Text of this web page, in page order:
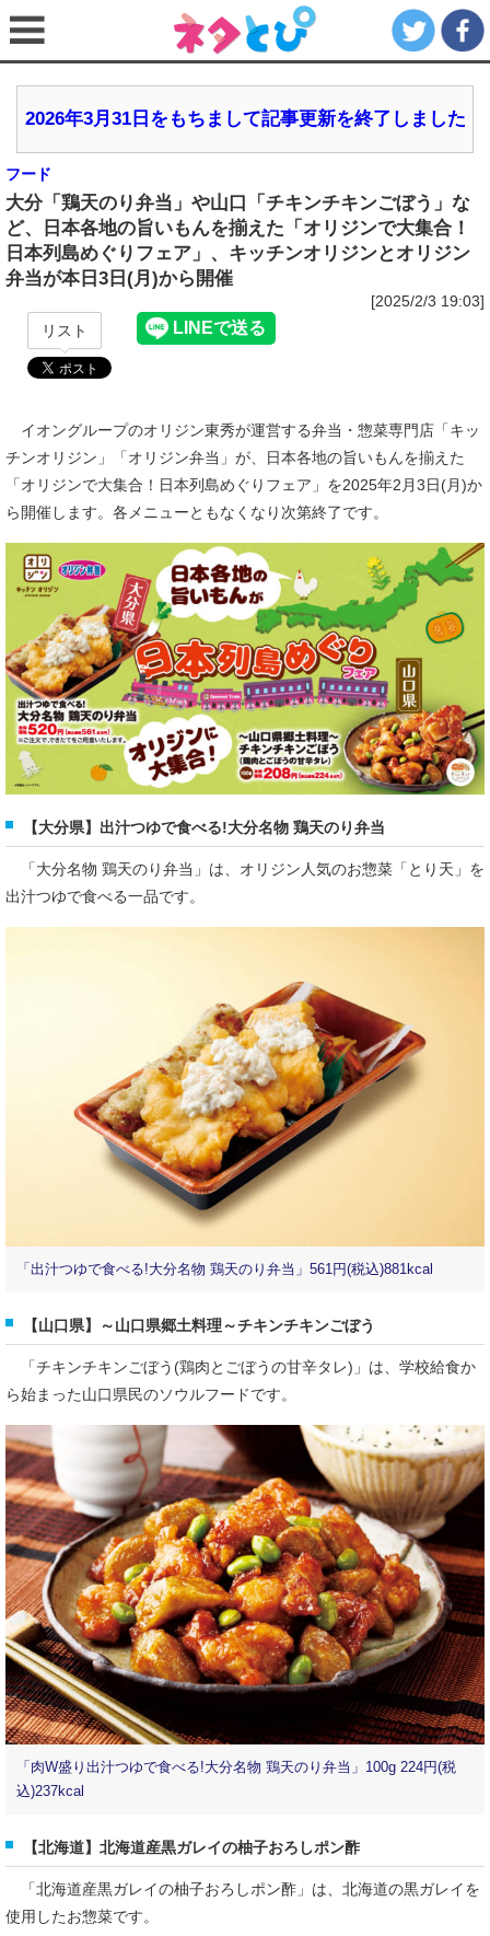
2026年3月31日をもちまして記事更新を終了しました
フード
大分「鶏天のり弁当」や山口「チキンチキンごぼう」な
ど、日本各地の旨いもんを揃えた「オリジンで大集合！
日本列島めぐりフェア」、キッチンオリジンとオリジン
弁当が本日3日(月)から開催
[2025/2/3 19:03]
リスト
イオングループのオリジン東秀が運営する弁当・惣菜専門店「キッ
チンオリジン」「オリジン弁当」が、日本各地の旨いもんを揃えた
「オリジンで大集合！日本列島めぐりフェア」を2025年2月3日(月)か
ら開催します。各メニューともなくなり次第終了です。
【大分県】出汁つゆで食べる!大分名物 鶏天のり弁当
「大分名物 鶏天のり弁当」は、オリジン人気のお惣菜「とり天」を
出汁つゆで食べる一品です。
「出汁つゆで食べる!大分名物 鶏天のり弁当」561円(税込)881kcal
【山口県】～山口県郷土料理～チキンチキンごぼう
「チキンチキンごぼう(鶏肉とごぼうの甘辛タレ)」は、学校給食か
ら始まった山口県民のソウルフードです。
「肉W盛り出汁つゆで食べる!大分名物 鶏天のり弁当」100g 224円(税
込)237kcal
【北海道】北海道産黒ガレイの柚子おろしポン酢
「北海道産黒ガレイの柚子おろしポン酢」は、北海道の黒ガレイを
使用したお惣菜です。